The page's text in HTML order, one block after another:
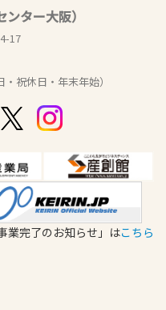
ター大阪）
17
祝休日・年末年始）
業完了のお知らせ」はこちら